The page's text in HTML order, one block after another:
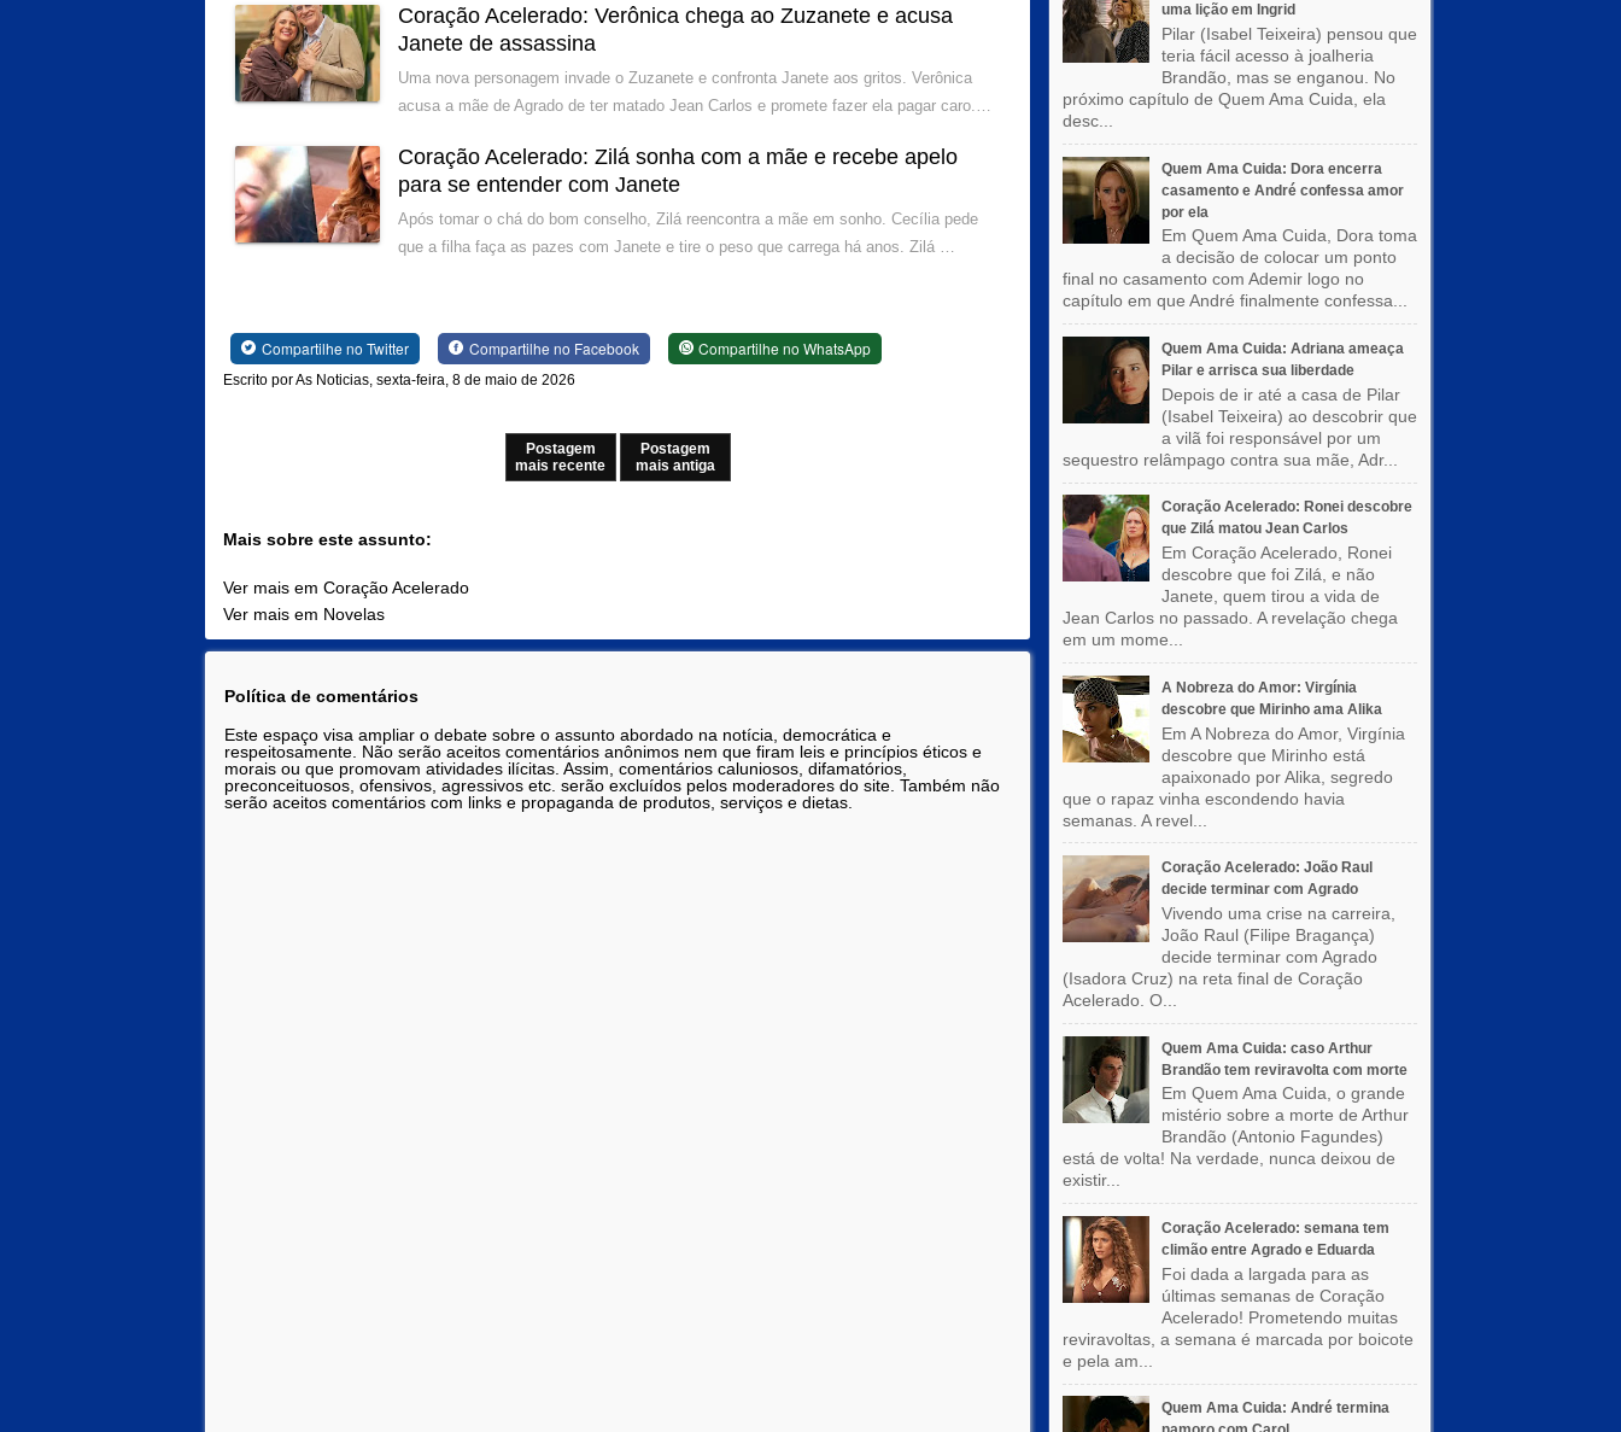
Coração Acelerado: Verônica chega ao Zuzanete e acusa
Janete de assassina
Uma nova personagem invade o Zuzanete e confronta Janete aos gritos. Verônica
acusa a mãe de Agrado de ter matado Jean Carlos e promete fazer ela pagar caro.…
Coração Acelerado: Zilá sonha com a mãe e recebe apelo
para se entender com Janete
Após tomar o chá do bom conselho, Zilá reencontra a mãe em sonho. Cecília pede
que a filha faça as pazes com Janete e tire o peso que carrega há anos. Zilá …
Compartilhe no Twitter Compartilhe no Facebook Compartilhe no WhatsApp
Escrito por As Noticias, sexta-feira, 8 de maio de 2026
Postagem
mais recente
Postagem
mais antiga
Mais sobre este assunto:
Ver mais em Coração Acelerado
Ver mais em Novelas
Política de comentários
Este espaço visa ampliar o debate sobre o assunto abordado na notícia, democrática e
respeitosamente. Não serão aceitos comentários anônimos nem que firam leis e princípios éticos e
morais ou que promovam atividades ilícitas. Assim, comentários caluniosos, difamatórios,
preconceituosos, ofensivos, agressivos etc. serão excluídos pelos moderadores do site. Também não
serão aceitos comentários com links e propaganda de produtos, serviços e dietas.
uma lição em Ingrid
Pilar (Isabel Teixeira) pensou que
teria fácil acesso à joalheria
Brandão, mas se enganou. No
próximo capítulo de Quem Ama Cuida, ela
desc...
Quem Ama Cuida: Dora encerra
casamento e André confessa amor
por ela
Em Quem Ama Cuida, Dora toma
a decisão de colocar um ponto
final no casamento com Ademir logo no
capítulo em que André finalmente confessa...
Quem Ama Cuida: Adriana ameaça
Pilar e arrisca sua liberdade
Depois de ir até a casa de Pilar
(Isabel Teixeira) ao descobrir que
a vilã foi responsável por um
sequestro relâmpago contra sua mãe, Adr...
Coração Acelerado: Ronei descobre
que Zilá matou Jean Carlos
Em Coração Acelerado, Ronei
descobre que foi Zilá, e não
Janete, quem tirou a vida de
Jean Carlos no passado. A revelação chega
em um mome...
A Nobreza do Amor: Virgínia
descobre que Mirinho ama Alika
Em A Nobreza do Amor, Virgínia
descobre que Mirinho está
apaixonado por Alika, segredo
que o rapaz vinha escondendo havia
semanas. A revel...
Coração Acelerado: João Raul
decide terminar com Agrado
Vivendo uma crise na carreira,
João Raul (Filipe Bragança)
decide terminar com Agrado
(Isadora Cruz) na reta final de Coração
Acelerado. O...
Quem Ama Cuida: caso Arthur
Brandão tem reviravolta com morte
Em Quem Ama Cuida, o grande
mistério sobre a morte de Arthur
Brandão (Antonio Fagundes)
está de volta! Na verdade, nunca deixou de
existir...
Coração Acelerado: semana tem
climão entre Agrado e Eduarda
Foi dada a largada para as
últimas semanas de Coração
Acelerado! Prometendo muitas
reviravoltas, a semana é marcada por boicote
e pela am...
Quem Ama Cuida: André termina